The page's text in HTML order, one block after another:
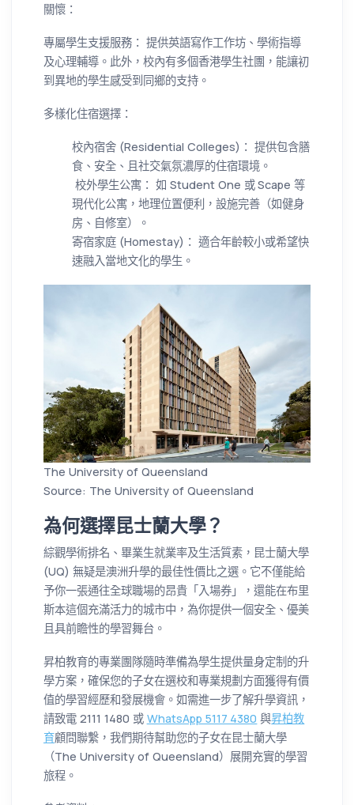
關懷：
專屬學生支援服務： 提供英語寫作工作坊、學術指導
及心理輔導。此外，校內有多個香港學生社團，能讓初
到異地的學生感受到同鄉的支持。
多樣化住宿選擇：
校內宿舍 (Residential Colleges)： 提供包含膳
食、安全、且社交氣氛濃厚的住宿環境。
校外學生公寓： 如 Student One 或 Scape 等
現代化公寓，地理位置便利，設施完善（如健身
房、自修室）。
寄宿家庭 (Homestay)： 適合年齡較小或希望快
速融入當地文化的學生。
The University of Queensland
Source: The University of Queensland
為何選擇昆士蘭大學？
綜觀學術排名、畢業生就業率及生活質素，昆士蘭大學
(UQ) 無疑是澳洲升學的最佳性價比之選。它不僅能給
予你一張通往全球職場的昂貴「入場券」，還能在布里
斯本這個充滿活力的城市中，為你提供一個安全、優美
且具前瞻性的學習舞台。
昇柏教育的專業團隊隨時準備為學生提供量身定制的升
學方案，確保您的子女在選校和專業規劃方面獲得有價
值的學習經歷和發展機會。如需進一步了解升學資訊，
請致電 2111 1480 或 WhatsApp 5117 4380 與昇柏教
育顧問聯繫，我們期待幫助您的子女在昆士蘭大學
（The University of Queensland）展開充實的學習
旅程。